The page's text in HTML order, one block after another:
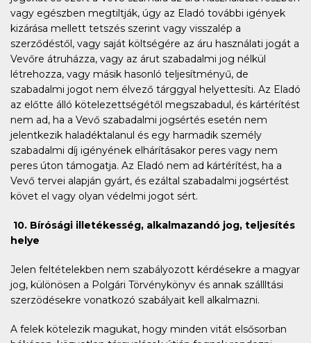
vagy egészben megtiltják, úgy az Eladó további igények
kizárása mellett tetszés szerint vagy visszalép a
szerződéstől, vagy saját költségére az áru használati jogát a
Vevőre átruházza, vagy az árut szabadalmi jog nélkül
létrehozza, vagy másik hasonló teljesítményű, de
szabadalmi jogot nem élvező tárggyal helyettesíti. Az Eladó
az előtte álló kötelezettségétől megszabadul, és kártérítést
nem ad, ha a Vevő szabadalmi jogsértés esetén nem
jelentkezik haladéktalanul és egy harmadik személy
szabadalmi díj igényének elhárításakor peres vagy nem
peres úton támogatja. Az Eladó nem ad kártérítést, ha a
Vevő tervei alapján gyárt, és ezáltal szabadalmi jogsértést
követ el vagy olyan védelmi jogot sért.
10. Bírósági illetékesség, alkalmazandó jog, teljesítés
helye
Jelen feltételekben nem szabályozott kérdésekre a magyar
jog, különösen a Polgári Törvénykönyv és annak szállltási
szerzödésekre vonatkozó szabályait kell alkalmazni.
A felek kötelezik magukat, hogy minden vitát elsősorban